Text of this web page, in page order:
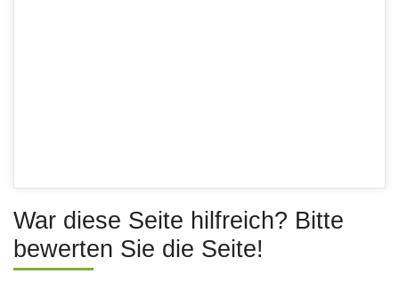
War diese Seite hilfreich? Bitte
bewerten Sie die Seite!